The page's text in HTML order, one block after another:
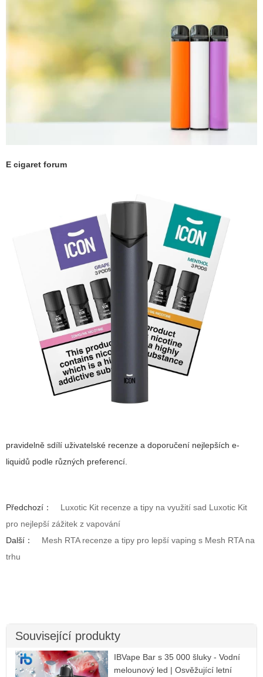
E cigaret forum
pravidelně sdílí uživatelské recenze a doporučení nejlepších e-
liquidů podle různých preferencí.
Předchozí：
Luxotic Kit recenze a tipy na využití sad Luxotic Kit
pro nejlepší zážitek z vapování
Další：
Mesh RTA recenze a tipy pro lepší vaping s Mesh RTA na
trhu
Související produkty
IBVape Bar s 35 000 šluky - Vodní
melounový led | Osvěžující letní